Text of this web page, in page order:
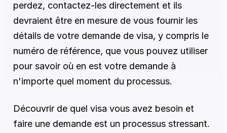
perdez, contactez-les directement et ils
devraient être en mesure de vous fournir les
détails de votre demande de visa, y compris le
numéro de référence, que vous pouvez utiliser
pour savoir où en est votre demande à
n'importe quel moment du processus.
Découvrir de quel visa vous avez besoin et
faire une demande est un processus stressant.